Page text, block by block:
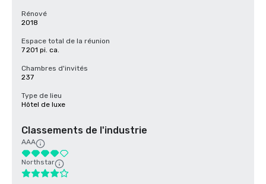
Rénové
2018
Espace total de la réunion
7 201 pi. ca.
Chambres d'invités
237
Type de lieu
Hôtel de luxe
Classements de l'industrie
AAA
Northstar